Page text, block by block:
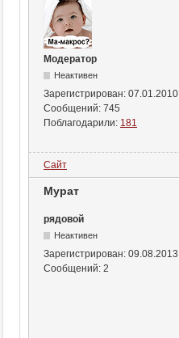
Модератор
Неактивен
Зарегистрирован: 07.01.2010
Сообщений: 745
Поблагодарили: 181
Сайт
Мурат
рядовой
Неактивен
Зарегистрирован: 09.08.2013
Сообщений: 2